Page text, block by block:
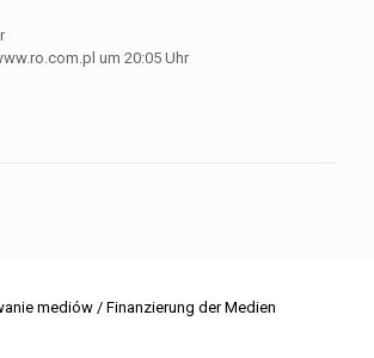
um 20:05 Uhr
mediów / Finanzierung der Medien